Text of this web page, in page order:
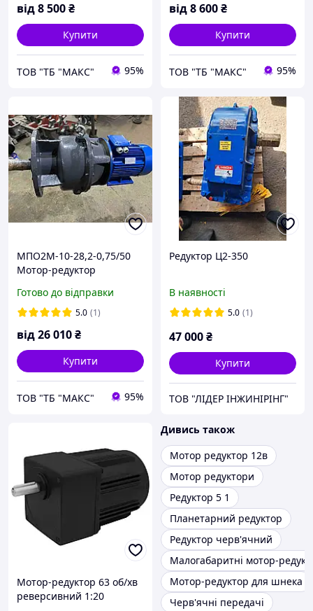
від8 500₴
Купити
ТОВ "ТБ "МАКС" 95%
від8 600₴
Купити
ТОВ "ТБ "МАКС" 95%
МПО2М-10-28,2-0,75/50
Мотор-редуктор
МПО2М-10-28,2-0,75/50
планетарний
Готово до відправки
5.0 (1)
від26 010₴
Купити
ТОВ "ТБ "МАКС" 95%
Редуктор Ц2-350
В наявності
5.0 (1)
47 000₴
Купити
ТОВ "ЛІДЕР ІНЖИНІРІНГ"
Мотор-редуктор 63 об/хв
реверсивний 1:20
Дивись також
Мотор редуктор 12в
Мотор редуктори
Редуктор 5 1
Планетарний редуктор
Редуктор черв'ячний
Малогабаритні мотор-
Мотор-редуктор для шнека
Черв'ячні передачі